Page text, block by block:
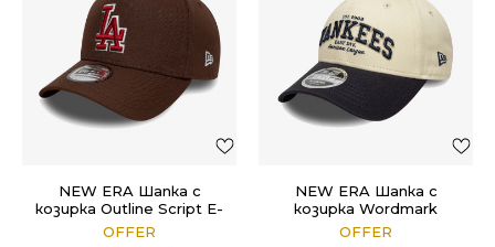
NEW ERA Шапка с
козирка Outline Script E-
Frame 9FORTY
OFFER
NEW ERA Шапка с
козирка Wordmark
9FORTY MC
OFFER